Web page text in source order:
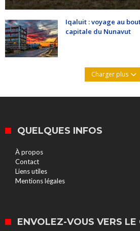
Iqaluit : voyage au
capitale du Nunavut
Charger plus
QUELQUES INFOS
À propos
Contact
Liens utiles
Mentions légales
ENVOLEZ-VOUS VERS